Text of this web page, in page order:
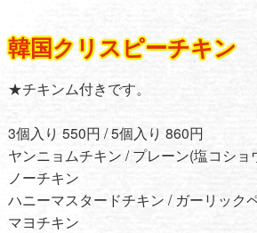
韓国クリスピーチキン
★チキンム付きです。
3個入り 550円 / 5個入り 860円
ヤンニョムチキン / プレーン(塩コショ
ノーチキン
ハニーマスタードチキン / ガーリック
マヨチキン